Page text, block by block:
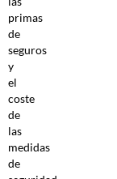
primas
de
seguros
y
el
coste
de
las
medidas
de